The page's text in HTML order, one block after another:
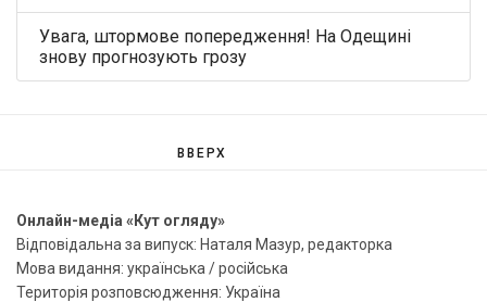
Увага, штормове попередження! На Одещині
знову прогнозують грозу
ВВЕРХ
Онлайн-медіа «Кут огляду»
Відповідальна за випуск: Наталя Мазур, редакторка
Мова видання: українська / російська
Територія розповсюдження: Україна